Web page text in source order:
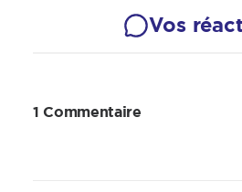
Vos
1 Commentaire